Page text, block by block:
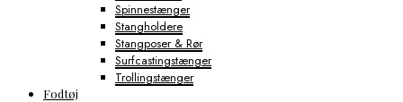
Spinnestænger
Stangholdere
Stangposer & Rør
Surfcastingstænger
Trollingstænger
Fodtøj